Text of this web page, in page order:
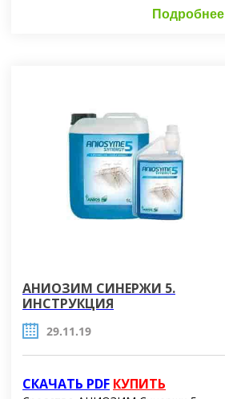
благодаря синергичным действим
детергентов и комплекса ферментов.
Подробнее
АНИОЗИМ СИНЕРЖИ 5.
ИНСТРУКЦИЯ
29.11.19
СКАЧАТЬ PDF КУПИТЬ